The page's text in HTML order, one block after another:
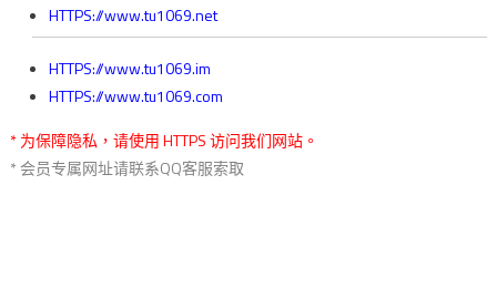
HTTPS://www.tu1069.net
HTTPS://www.tu1069.im
HTTPS://www.tu1069.com
* 为保障隐私，请使用 HTTPS 访问我们网站。
* 会员专属网址请联系QQ客服索取